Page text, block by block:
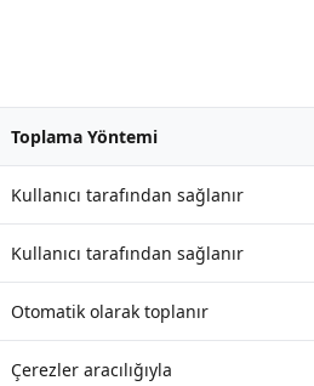
Toplama Yöntemi
Kullanıcı tarafından sağlanır
Kullanıcı tarafından sağlanır
Otomatik olarak toplanır
Çerezler aracılığıyla